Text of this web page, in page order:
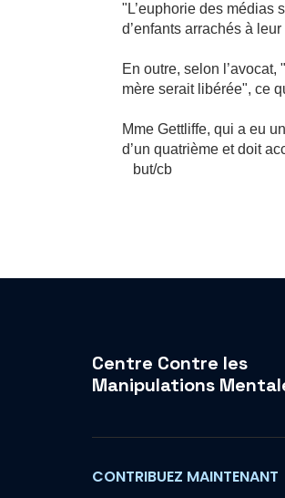
"L’euphorie des médias
d’enfants arrachés à
En outre, selon
mère serait libérée", ce
Mme Gettliffe, qui a eu
d’un quatrième et doit
but/cb
Centre Contre les
Manipulations
CONTRIBUEZ MAINTENANT